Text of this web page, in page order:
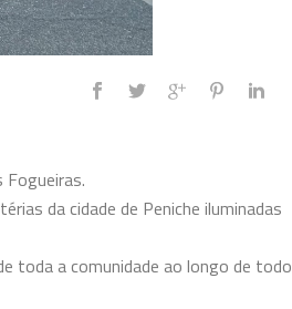
Fogueiras.
da cidade de Peniche iluminadas
toda a comunidade ao longo de todo